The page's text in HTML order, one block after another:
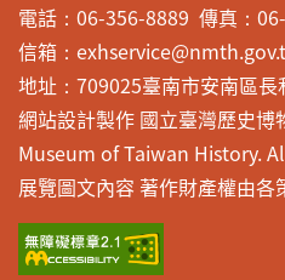
電話：06-356-8889 傳真：
信箱：
地址：709025臺南市安南區
網站設計製作 國立臺灣歷史
Museum of Taiwan History.
展覽圖文內容 著作財產權由各